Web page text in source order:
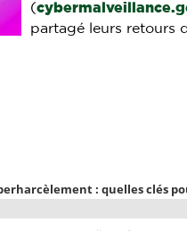
(
partagé leurs retours